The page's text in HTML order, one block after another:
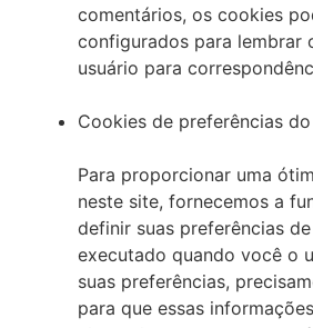
comentários, os cookies
configurados para lembrar
usuário para
Cookies de preferências
Para proporcionar uma
neste site, fornecemos a
definir suas preferências
executado quando você o
suas preferências,
para que essas